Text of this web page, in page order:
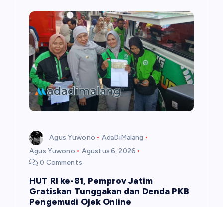
Agus Yuwono
AdaDiMalang
Agus Yuwono
Agustus 6, 2026
0 Comments
HUT RI ke-81, Pemprov Jatim
Gratiskan Tunggakan dan Denda PKB
Pengemudi Ojek Online